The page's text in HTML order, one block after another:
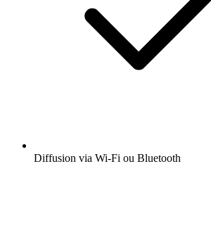
Diffusion via Wi-Fi ou Bluetooth